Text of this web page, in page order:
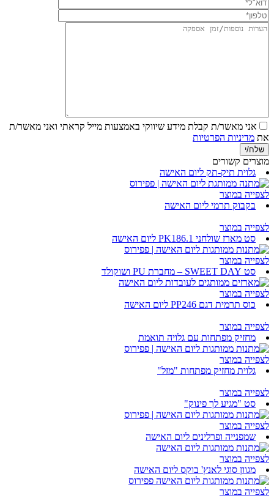
אני מאשר/ת קבלת מידע שיווקי באמצעות מייל קראתי ואני מאשר/ת
את מדיניות הפרטיות
מוצרים קשורים
גלוית תיק-תק ליום האישה
לצפייה במוצר
בקבוק תרמי ליום האישה
לצפייה במוצר
סט מארז שולחני 1.PK186 ליום האישה
לצפייה במוצר
סט SWEET DAY – מחברת PU ושוקולד
לצפייה במוצר
כוס תרמית דגם PP246 ליום האישה
לצפייה במוצר
מחזיק מפתחות עם גלויה תואמת
לצפייה במוצר
גלוית מחזיק מפתחות "מזל"
לצפייה במוצר
סט "מגיע לך פינוק"
לצפייה במוצר
שמפנייה ופרלינים ליום האישה
לצפייה במוצר
מגוון סוגי לאנץ' בוקס ליום האישה
לצפייה במוצר